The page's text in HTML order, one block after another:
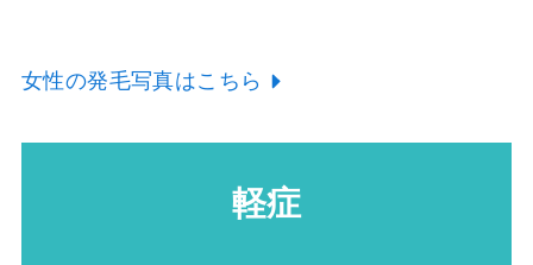
女性の発毛写真はこちら
軽症